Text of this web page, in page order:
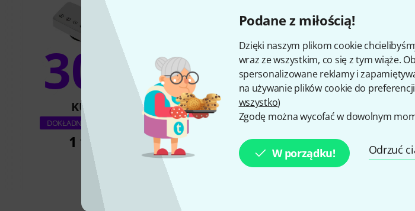
Podane z miłością!
Dzięki naszym plikom cookie
wraz ze wszystkim, co się z tym wiąże.
spersonalizowane reklamy i
na używanie plików cookie do
wszystko)
Zgodę można wycofać w dowolnym
W porządku! Odrzuć
30%
KUPIŁO
DOKŁADNIE TEN PRODUKT
1 159 zł
5%
KUPIŁO
Bare Knuckle BC True Grit HB
Set 50 BK
1 029 zł
Gibson 490R CC
514